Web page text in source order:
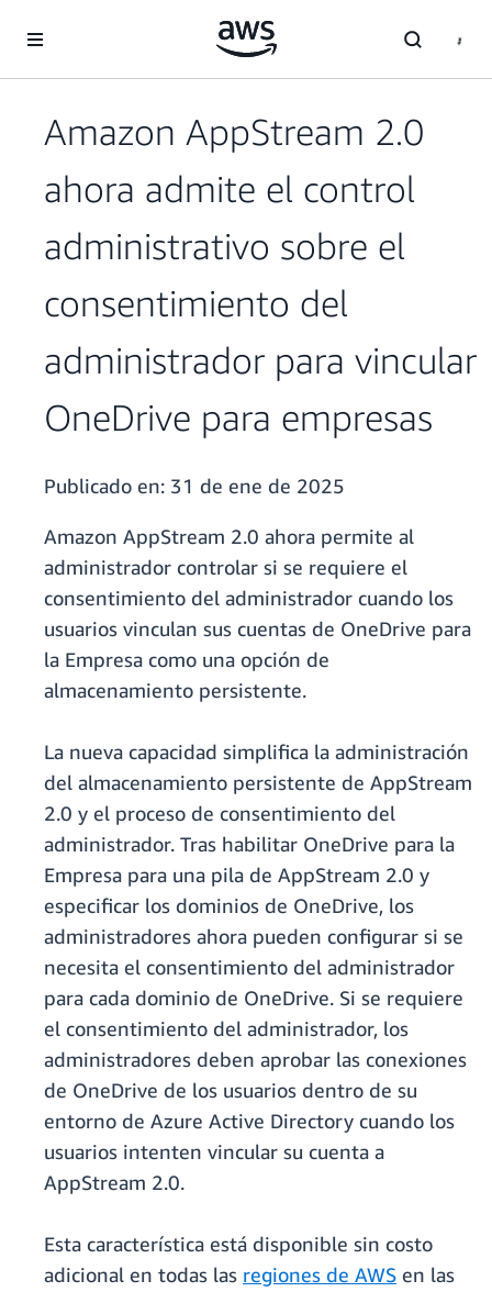
Amazon AppStream 2.0
ahora admite el control
administrativo sobre el
consentimiento del
administrador para vincular
OneDrive para empresas
Publicado en: 31 de ene de 2025
Amazon AppStream 2.0 ahora permite al
administrador controlar si se requiere el
consentimiento del administrador cuando los
usuarios vinculan sus cuentas de OneDrive para
la Empresa como una opción de
almacenamiento persistente.
La nueva capacidad simplifica la administración
del almacenamiento persistente de AppStream
2.0 y el proceso de consentimiento del
administrador. Tras habilitar OneDrive para la
Empresa para una pila de AppStream 2.0 y
especificar los dominios de OneDrive, los
administradores ahora pueden configurar si se
necesita el consentimiento del administrador
para cada dominio de OneDrive. Si se requiere
el consentimiento del administrador, los
administradores deben aprobar las conexiones
de OneDrive de los usuarios dentro de su
entorno de Azure Active Directory cuando los
usuarios intenten vincular su cuenta a
AppStream 2.0.
Esta característica está disponible sin costo
adicional en todas las regiones de AWS en las